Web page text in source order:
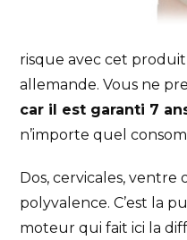
risque avec cet
allemande. Vous ne
car il est garanti 7
n’importe quel
Dos, cervicales,
polyvalence. C’est la
moteur qui fait ici la